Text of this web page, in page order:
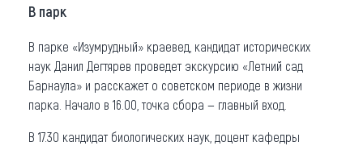
В парк
В парке «Изумрудный» краевед, кандидат исторических
наук Данил Дегтярев проведет экскурсию «Летний сад
Барнаула» и расскажет о советском периоде в жизни
парка. Начало в 16.00, точка сбора — главный вход.
В 17.30 кандидат биологических наук, доцент кафедры